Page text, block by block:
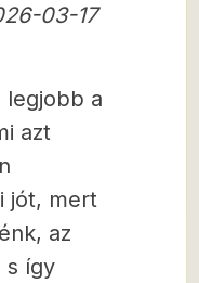
03-17
legjobb a
azt
jót, mert
az
s így